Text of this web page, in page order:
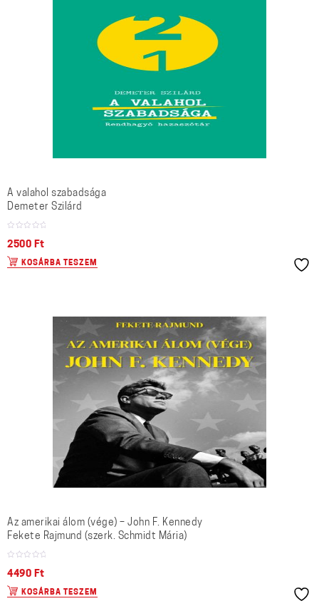
A valahol szabadsága
Demeter Szilárd
2500 Ft
KOSÁRBA TESZEM
Az amerikai álom (vége) – John F. Kennedy
Fekete Rajmund (szerk. Schmidt Mária)
4490 Ft
KOSÁRBA TESZEM